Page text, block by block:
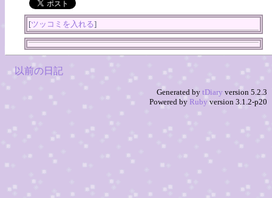
[ツッコミを入れる]
以前の日記
Generated by tDiary version 5.2.3
Powered by Ruby version 3.1.2-p20